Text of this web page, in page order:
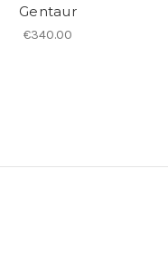
Gentaur
€340.00